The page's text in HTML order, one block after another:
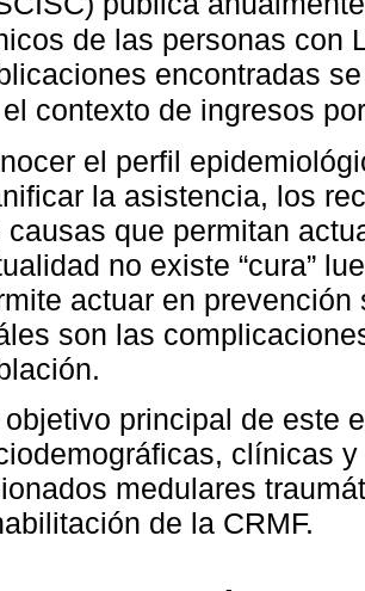
de las personas con
encontradas
contexto de ingresos
el perfil
la asistencia, los
causas que permitan
no existe “cura”
actuar en
son las
objetivo principal de este
clínicas
medulares
de la CRMF.